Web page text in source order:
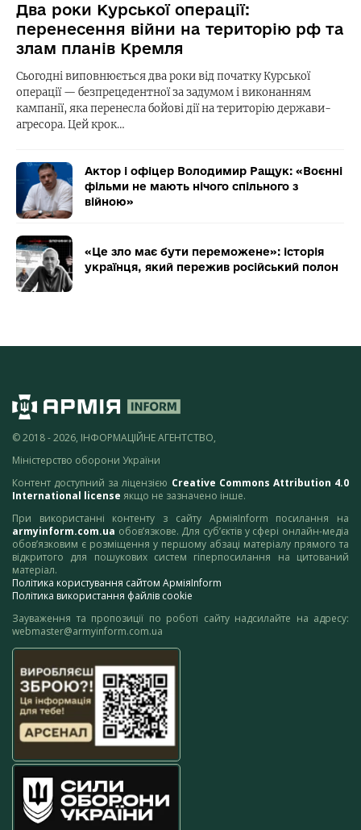
Два роки Курської операції:
перенесення війни на територію рф та
злам планів Кремля
Сьогодні виповнюється два роки від початку Курської
операції — безпрецедентної за задумом і виконанням
кампанії, яка перенесла бойові дії на територію держави-
агресора. Цей крок…
Актор і офіцер Володимир Ращук: «Воєнні
фільми не мають нічого спільного з
війною»
«Це зло має бути переможене»: історія
українця, який пережив російський полон
© 2018 - 2026, ІНФОРМАЦІЙНЕ АГЕНТСТВО,
Міністерство оборони України
Контент доступний за ліцензією Creative Commons Attribution 4.0
International license якщо не зазначено інше.
При використанні контенту з сайту АрміяInform посилання на
armyinform.com.ua обов’язкове. Для суб’єктів у сфері онлайн-медіа
обов’язковим є розміщення у першому абзаці матеріалу прямого та
відкритого для пошукових систем гіперпосилання на цитований
матеріал.
Політика користування сайтом АрміяInform
Політика використання файлів cookie
Зауваження та пропозиції по роботі сайту надсилайте на адресу:
webmaster@armyinform.com.ua